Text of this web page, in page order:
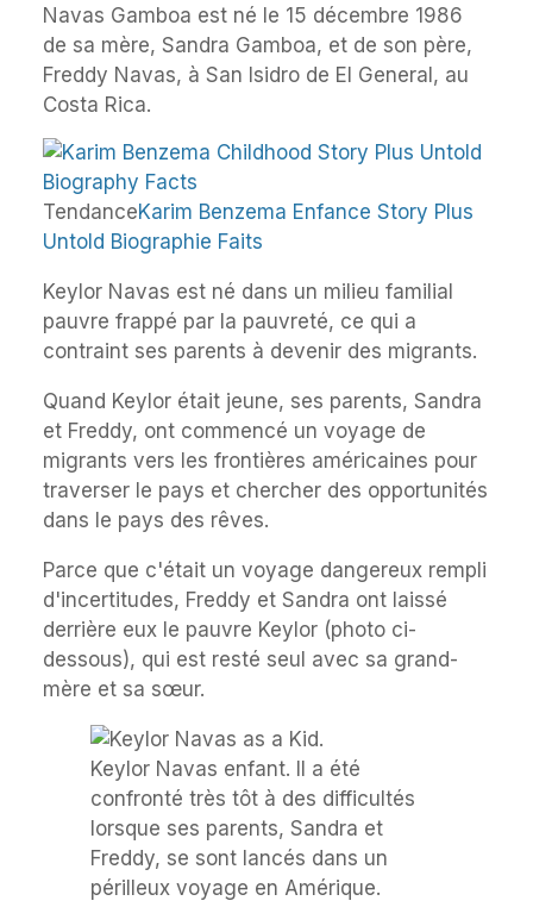
Navas Gamboa est né le 15 décembre 1986
de sa mère, Sandra Gamboa, et de son père,
Freddy Navas, à San Isidro de El General, au
Costa Rica.
TendanceKarim Benzema Enfance Story Plus
Untold Biographie Faits
Keylor Navas est né dans un milieu familial
pauvre frappé par la pauvreté, ce qui a
contraint ses parents à devenir des migrants.
Quand Keylor était jeune, ses parents, Sandra
et Freddy, ont commencé un voyage de
migrants vers les frontières américaines pour
traverser le pays et chercher des opportunités
dans le pays des rêves.
Parce que c'était un voyage dangereux rempli
d'incertitudes, Freddy et Sandra ont laissé
derrière eux le pauvre Keylor (photo ci-
dessous), qui est resté seul avec sa grand-
mère et sa sœur.
Keylor Navas enfant. Il a été
confronté très tôt à des difficultés
lorsque ses parents, Sandra et
Freddy, se sont lancés dans un
périlleux voyage en Amérique.